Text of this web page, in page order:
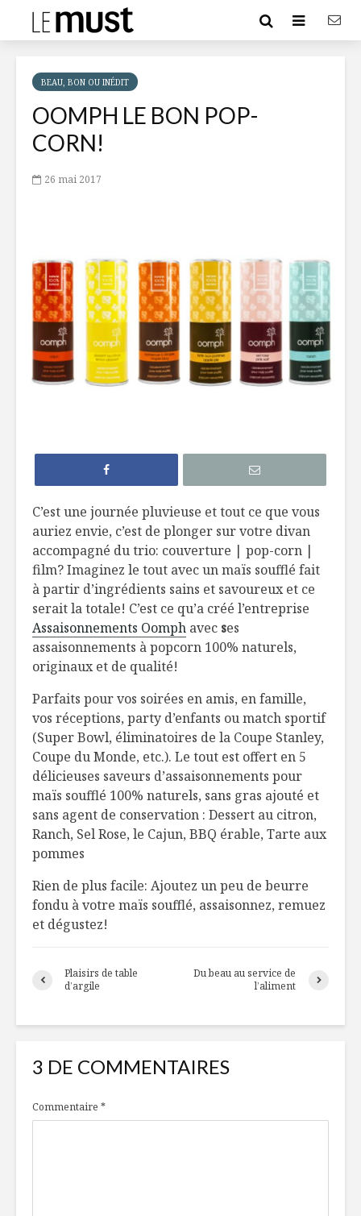
BEAU, BON OU INÉDIT
OOMPH LE BON POP-
CORN!
26 mai 2017
C’est une journée pluvieuse et tout ce que vous
auriez envie, c’est de plonger sur votre divan
accompagné du trio: couverture | pop-corn |
film? Imaginez le tout avec un maïs soufflé fait
à partir d’ingrédients sains et savoureux et ce
serait la totale! C’est ce qu’a créé l’entreprise
Assaisonnements Oomph avec ses
assaisonnements à popcorn 100% naturels,
originaux et de qualité!
Parfaits pour vos soirées en amis, en famille,
vos réceptions, party d’enfants ou match sportif
(Super Bowl, éliminatoires de la Coupe Stanley,
Coupe du Monde, etc.). Le tout est offert en 5
délicieuses saveurs d’assaisonnements pour
maïs soufflé 100% naturels, sans gras ajouté et
sans agent de conservation : Dessert au citron,
Ranch, Sel Rose, le Cajun, BBQ érable, Tarte aux
pommes
Rien de plus facile: Ajoutez un peu de beurre
fondu à votre maïs soufflé, assaisonnez, remuez
et dégustez!
Plaisirs de table
d’argile
Du beau au service de
l’aliment
3 DE COMMENTAIRES
Commentaire *
une liqueur de gin
temps des sucres
Cucamelon : des
petites pastèques
près de
5 vins
barbecue
cube!
Moi Tarzan, toi
Jane : la gestion du
poids, une histoire
de sexe?
À l’assaut du
gaspillage
alimentaire!
COVID -19 a
accéléré la
livraison
drones
chou-
patates
LES